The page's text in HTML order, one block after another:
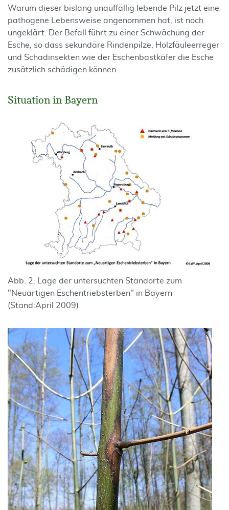
Warum dieser bislang unauffällig lebende Pilz jetzt eine
pathogene Lebensweise angenommen hat, ist noch
ungeklärt. Der Befall führt zu einer Schwächung der
Esche, so dass sekundäre Rindenpilze, Holzfäuleerreger
und Schadinsekten wie der Eschenbastkäfer die Esche
zusätzlich schädigen können.
Situation in Bayern
Abb. 2: Lage der untersuchten Standorte zum
"Neuartigen Eschentriebsterben" in Bayern
(Stand:April 2009)